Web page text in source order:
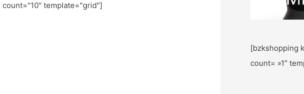
count="10" template="grid"]
[bzkshopping
count= »1″